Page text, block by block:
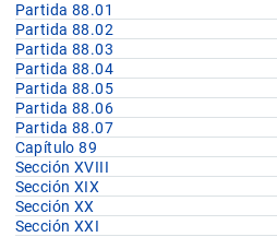
Partida 88.01
Partida 88.02
Partida 88.03
Partida 88.04
Partida 88.05
Partida 88.06
Partida 88.07
Capítulo 89
Sección XVIII
Sección XIX
Sección XX
Sección XXI